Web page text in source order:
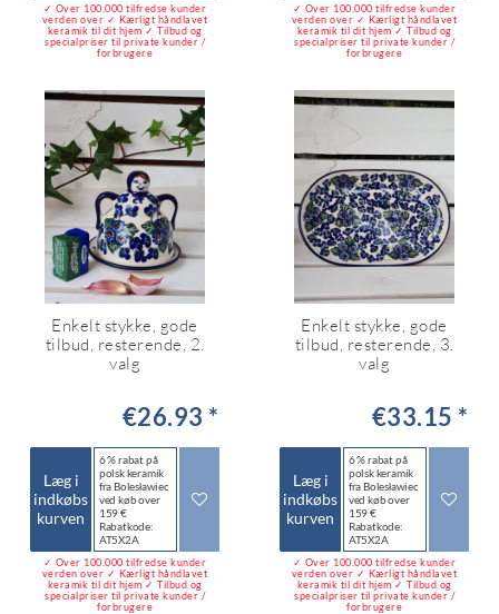
✓ Over 100.000 tilfredse kunder
verden over ✓ Kærligt håndlavet
keramik til dit hjem ✓ Tilbud og
specialpriser til private kunder /
forbrugere
✓ Over 100.000 tilfredse kunder
verden over ✓ Kærligt håndlavet
keramik til dit hjem ✓ Tilbud og
specialpriser til private kunder /
forbrugere
Enkelt stykke, gode
tilbud, resterende, 2.
valg
€26.93 *
Læg i
indkøbs
kurven
6 % rabat på
polsk keramik
fra Bolesławiec
ved køb over
159 €
Rabatkode:
AT5X2A
✓ Over 100.000 tilfredse kunder
verden over ✓ Kærligt håndlavet
keramik til dit hjem ✓ Tilbud og
specialpriser til private kunder /
forbrugere
Enkelt stykke, gode
tilbud, resterende, 3.
valg
€33.15 *
Læg i
indkøbs
kurven
6 % rabat på
polsk keramik
fra Bolesławiec
ved køb over
159 €
Rabatkode:
AT5X2A
✓ Over 100.000 tilfredse kunder
verden over ✓ Kærligt håndlavet
keramik til dit hjem ✓ Tilbud og
specialpriser til private kunder /
forbrugere